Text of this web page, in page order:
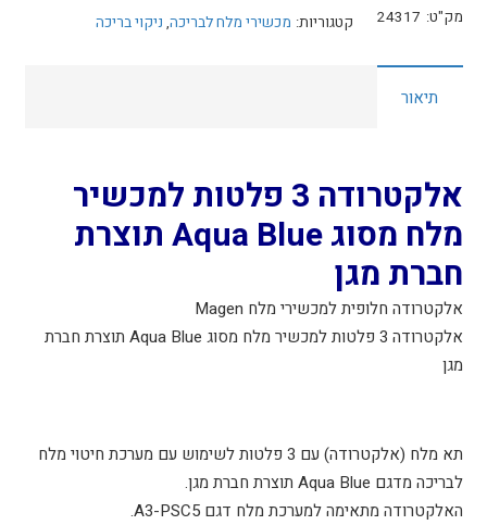
אלקטרודה
פלטות
למכשיר
Aqua
Blue
תוצרת
חברת
מגן
מק"ט
24317
מק"ט: 24317 קטגוריות: מכשירי מלח לבריכה, ניקוי בריכה
תיאור
אלקטרודה 3 פלטות למכשיר
מלח מסוג Aqua Blue תוצרת
חברת מגן
אלקטרודה חלופית למכשירי מלח Magen
אלקטרודה 3 פלטות למכשיר מלח מסוג Aqua Blue תוצרת חברת
מגן
תא מלח (אלקטרודה) עם 3 פלטות לשימוש עם מערכת חיטוי מלח
לבריכה מדגם Aqua Blue תוצרת חברת מגן.
האלקטרודה מתאימה למערכת מלח דגם A3-PSC5.